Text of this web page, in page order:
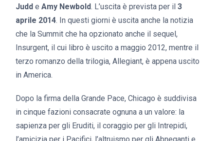
Judd e Amy Newbold. L’uscita è prevista per il 3
aprile 2014. In questi giorni è uscita anche la notizia
che la Summit che ha opzionato anche il sequel,
Insurgent, il cui libro è uscito a maggio 2012, mentre il
terzo romanzo della trilogia, Allegiant, è appena uscito
in America.
Dopo la firma della Grande Pace, Chicago è suddivisa
in cinque fazioni consacrate ognuna a un valore: la
sapienza per gli Eruditi, il coraggio per gli Intrepidi,